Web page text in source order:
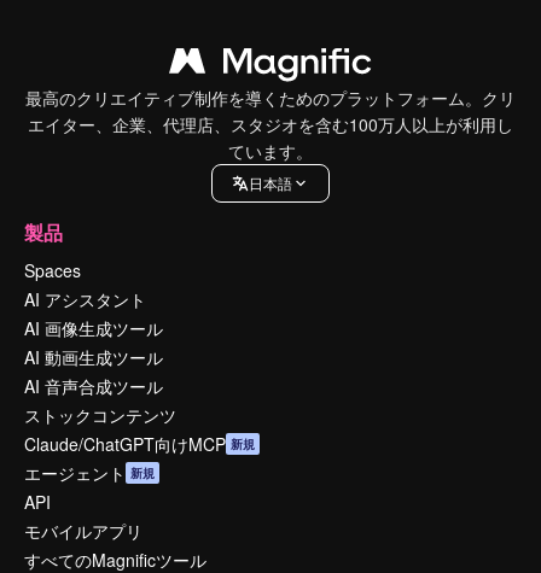
最高のクリエイティブ制作を導くためのプラットフォーム。クリ
エイター、企業、代理店、スタジオを含む100万人以上が利用し
ています。
日本語
製品
Spaces
AI アシスタント
AI 画像生成ツール
AI 動画生成ツール
AI 音声合成ツール
ストックコンテンツ
Claude/ChatGPT向けMCP 新規
エージェント 新規
API
モバイルアプリ
すべてのMagnificツール